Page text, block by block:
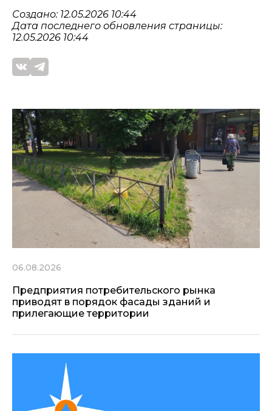
Создано: 12.05.2026 10:44
Дата последнего обновления страницы:
12.05.2026 10:44
06.08.2026
Предприятия потребительского рынка
приводят в порядок фасады зданий и
прилегающие территории